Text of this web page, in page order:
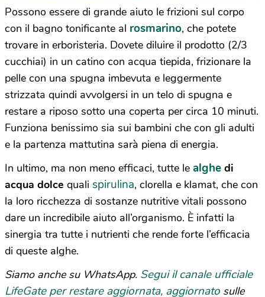
Possono essere di grande aiuto le frizioni sul corpo
con il bagno tonificante al rosmarino, che potete
trovare in erboristeria. Dovete diluire il prodotto (2/3
cucchiai) in un catino con acqua tiepida, frizionare la
pelle con una spugna imbevuta e leggermente
strizzata quindi avvolgersi in un telo di spugna e
restare a riposo sotto una coperta per circa 10 minuti.
Funziona benissimo sia sui bambini che con gli adulti
e la partenza mattutina sarà piena di energia.
In ultimo, ma non meno efficaci, tutte le alghe di
acqua dolce quali spirulina, clorella e klamat, che con
la loro ricchezza di sostanze nutritive vitali possono
dare un incredibile aiuto all’organismo. È infatti la
sinergia tra tutte i nutrienti che rende forte l’efficacia
di queste alghe.
Siamo anche su WhatsApp. Segui il canale ufficiale
LifeGate per restare aggiornata, aggiornato sulle